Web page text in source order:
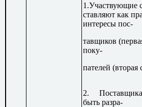
1.Участвующие
ставляют как
интересы пос-
тавщиков
поку-
пателей (вторая
2.
быть разра-